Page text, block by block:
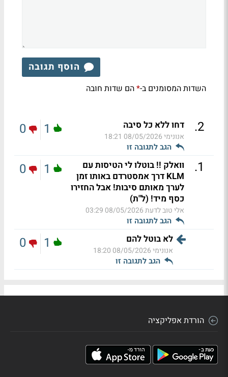
הוסף תגובה
השדות המסומנים ב-*הם שדות חובה
2
. דחו ללא כל סיבה
אנונימי08/05/2026 18:21
הגב לתגובה זו
1
0
1
.
וואלק !! בוטלו לי הטיסות עם
KLM דרך אמסטרדם באותו זמן
לערך מאותם סיבות! אבל החזירו
כסף מיד! (ל"ת)
אלי טוב לדעת08/05/2026 03:29
הגב לתגובה זו
1
0
לא בוטל להם
אנונימי08/05/2026 18:20
הגב לתגובה זו
1
0
הורדת אפליקציה